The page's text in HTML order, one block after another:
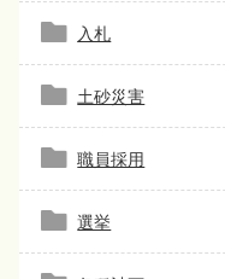
入札
土砂災害
職員採用
選挙